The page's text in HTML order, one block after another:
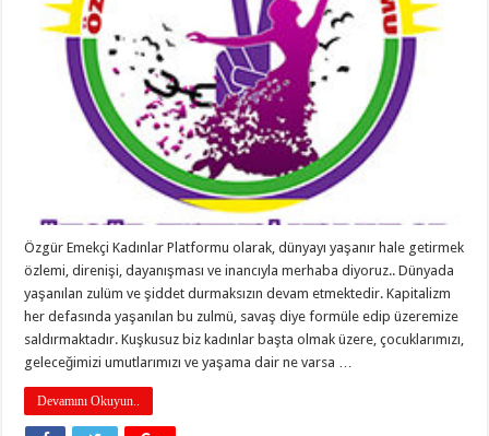
Özgür Emekçi Kadınlar Platformu olarak, dünyayı yaşanır hale getirmek
özlemi, direnişi, dayanışması ve inancıyla merhaba diyoruz.. Dünyada
yaşanılan zulüm ve şiddet durmaksızın devam etmektedir. Kapitalizm
her defasında yaşanılan bu zulmü, savaş diye formüle edip üzeremize
saldırmaktadır. Kuşkusuz biz kadınlar başta olmak üzere, çocuklarımızı,
geleceğimizi umutlarımızı ve yaşama dair ne varsa …
Devamını Okuyun..